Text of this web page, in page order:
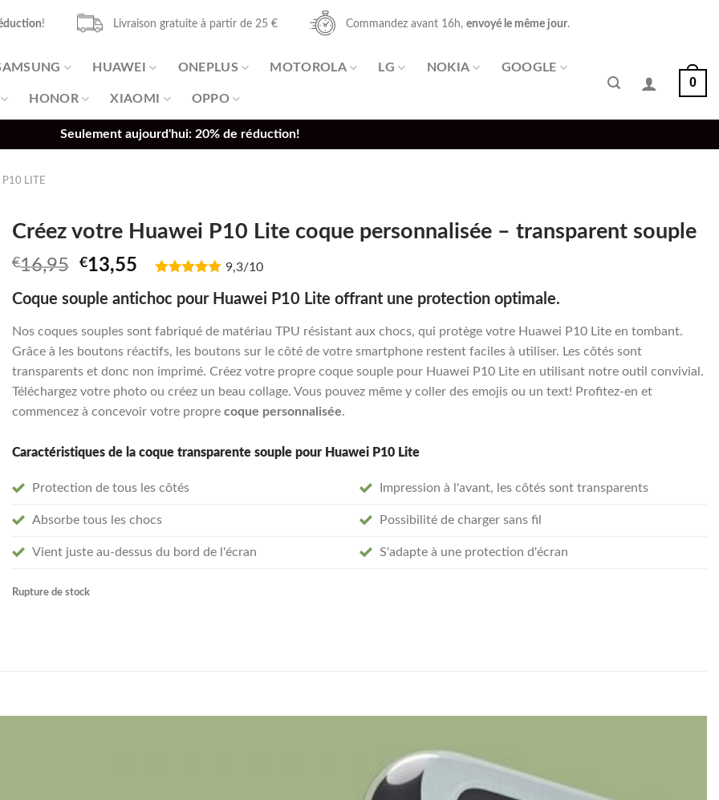
! Livraison gratuite à partir de 25 € Commandez avant 16h, envoyé le même jour.
HUAWEI ONEPLUS MOTOROLA LG NOKIA GOOGLE
HONOR XIAOMI OPPO
0
Seulement aujourd'hui: 20% de réduction!
LITE
Créez votre Huawei P10 Lite coque personnalisée – transparent souple
€16,95 Original
was:
€16,95.
€13,55 Current
is:
€13,55.
9,3/10
Coque souple antichoc pour Huawei P10 Lite offrant une protection optimale.
Nos coques souples sont fabriqué de matériau TPU résistant aux chocs, qui protège votre Huawei P10 Lite en tombant.
Grâce à les boutons réactifs, les boutons sur le côté de votre smartphone restent faciles à utiliser. Les côtés sont
transparents et donc non imprimé. Créez votre propre coque souple pour Huawei P10 Lite en utilisant notre outil convivial.
Téléchargez votre photo ou créez un beau collage. Vous pouvez même y coller des emojis ou un text! Profitez-en et
commencez à concevoir votre propre coque personnalisée.
Caractéristiques de la coque transparente souple pour Huawei P10 Lite
Protection de tous les côtés
Absorbe tous les chocs
Vient juste au-dessus du bord de l'écran
Impression à l'avant, les côtés sont transparents
Possibilité de charger sans fil
S'adapte à une protection d'écran
Rupture de stock